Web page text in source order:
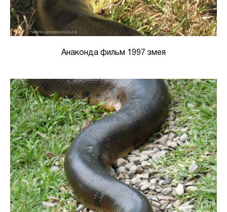
Анаконда фильм 1997 змея